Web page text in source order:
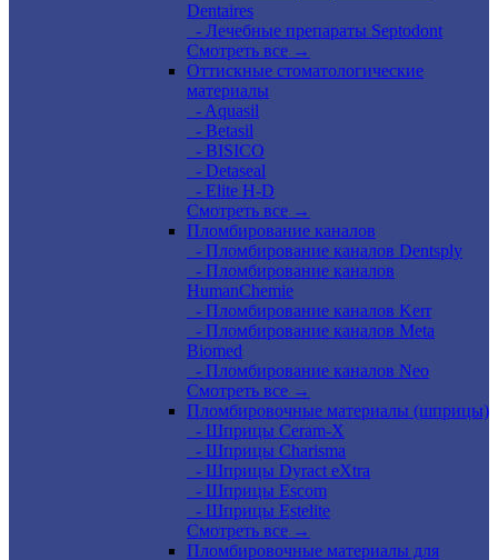
Dentaires
- Лечебные препараты Septodont
Смотреть все →
Оттискные стоматологические
материалы
- Aquasil
- Betasil
- BISICO
- Detaseal
- Elite H-D
Смотреть все →
Пломбирование каналов
- Пломбирование каналов Dentsply
- Пломбирование каналов
HumanChemie
- Пломбирование каналов Kerr
- Пломбирование каналов Meta
Biomed
- Пломбирование каналов Neo
Смотреть все →
Пломбировочные материалы (шприцы)
- Шприцы Ceram-X
- Шприцы Charisma
- Шприцы Dyract eXtra
- Шприцы Escom
- Шприцы Estelite
Смотреть все →
Пломбировочные материалы для